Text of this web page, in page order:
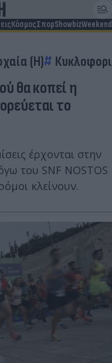
ΚόσμοςΣπορShowbizWeekend
(Η)
θα κοπεί η
το
έρχονται στην
του SNF NOSTOS
κλείνουν.